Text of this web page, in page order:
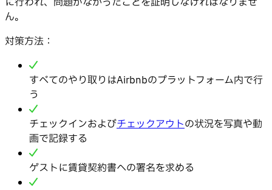
ん。
対策方法：
すべてのやり取りはAirbnbのプラットフォーム内で行
う
チェックインおよびチェックアウトの状況を写真や動
画で記録する
ゲストに賃貸契約書への署名を求める